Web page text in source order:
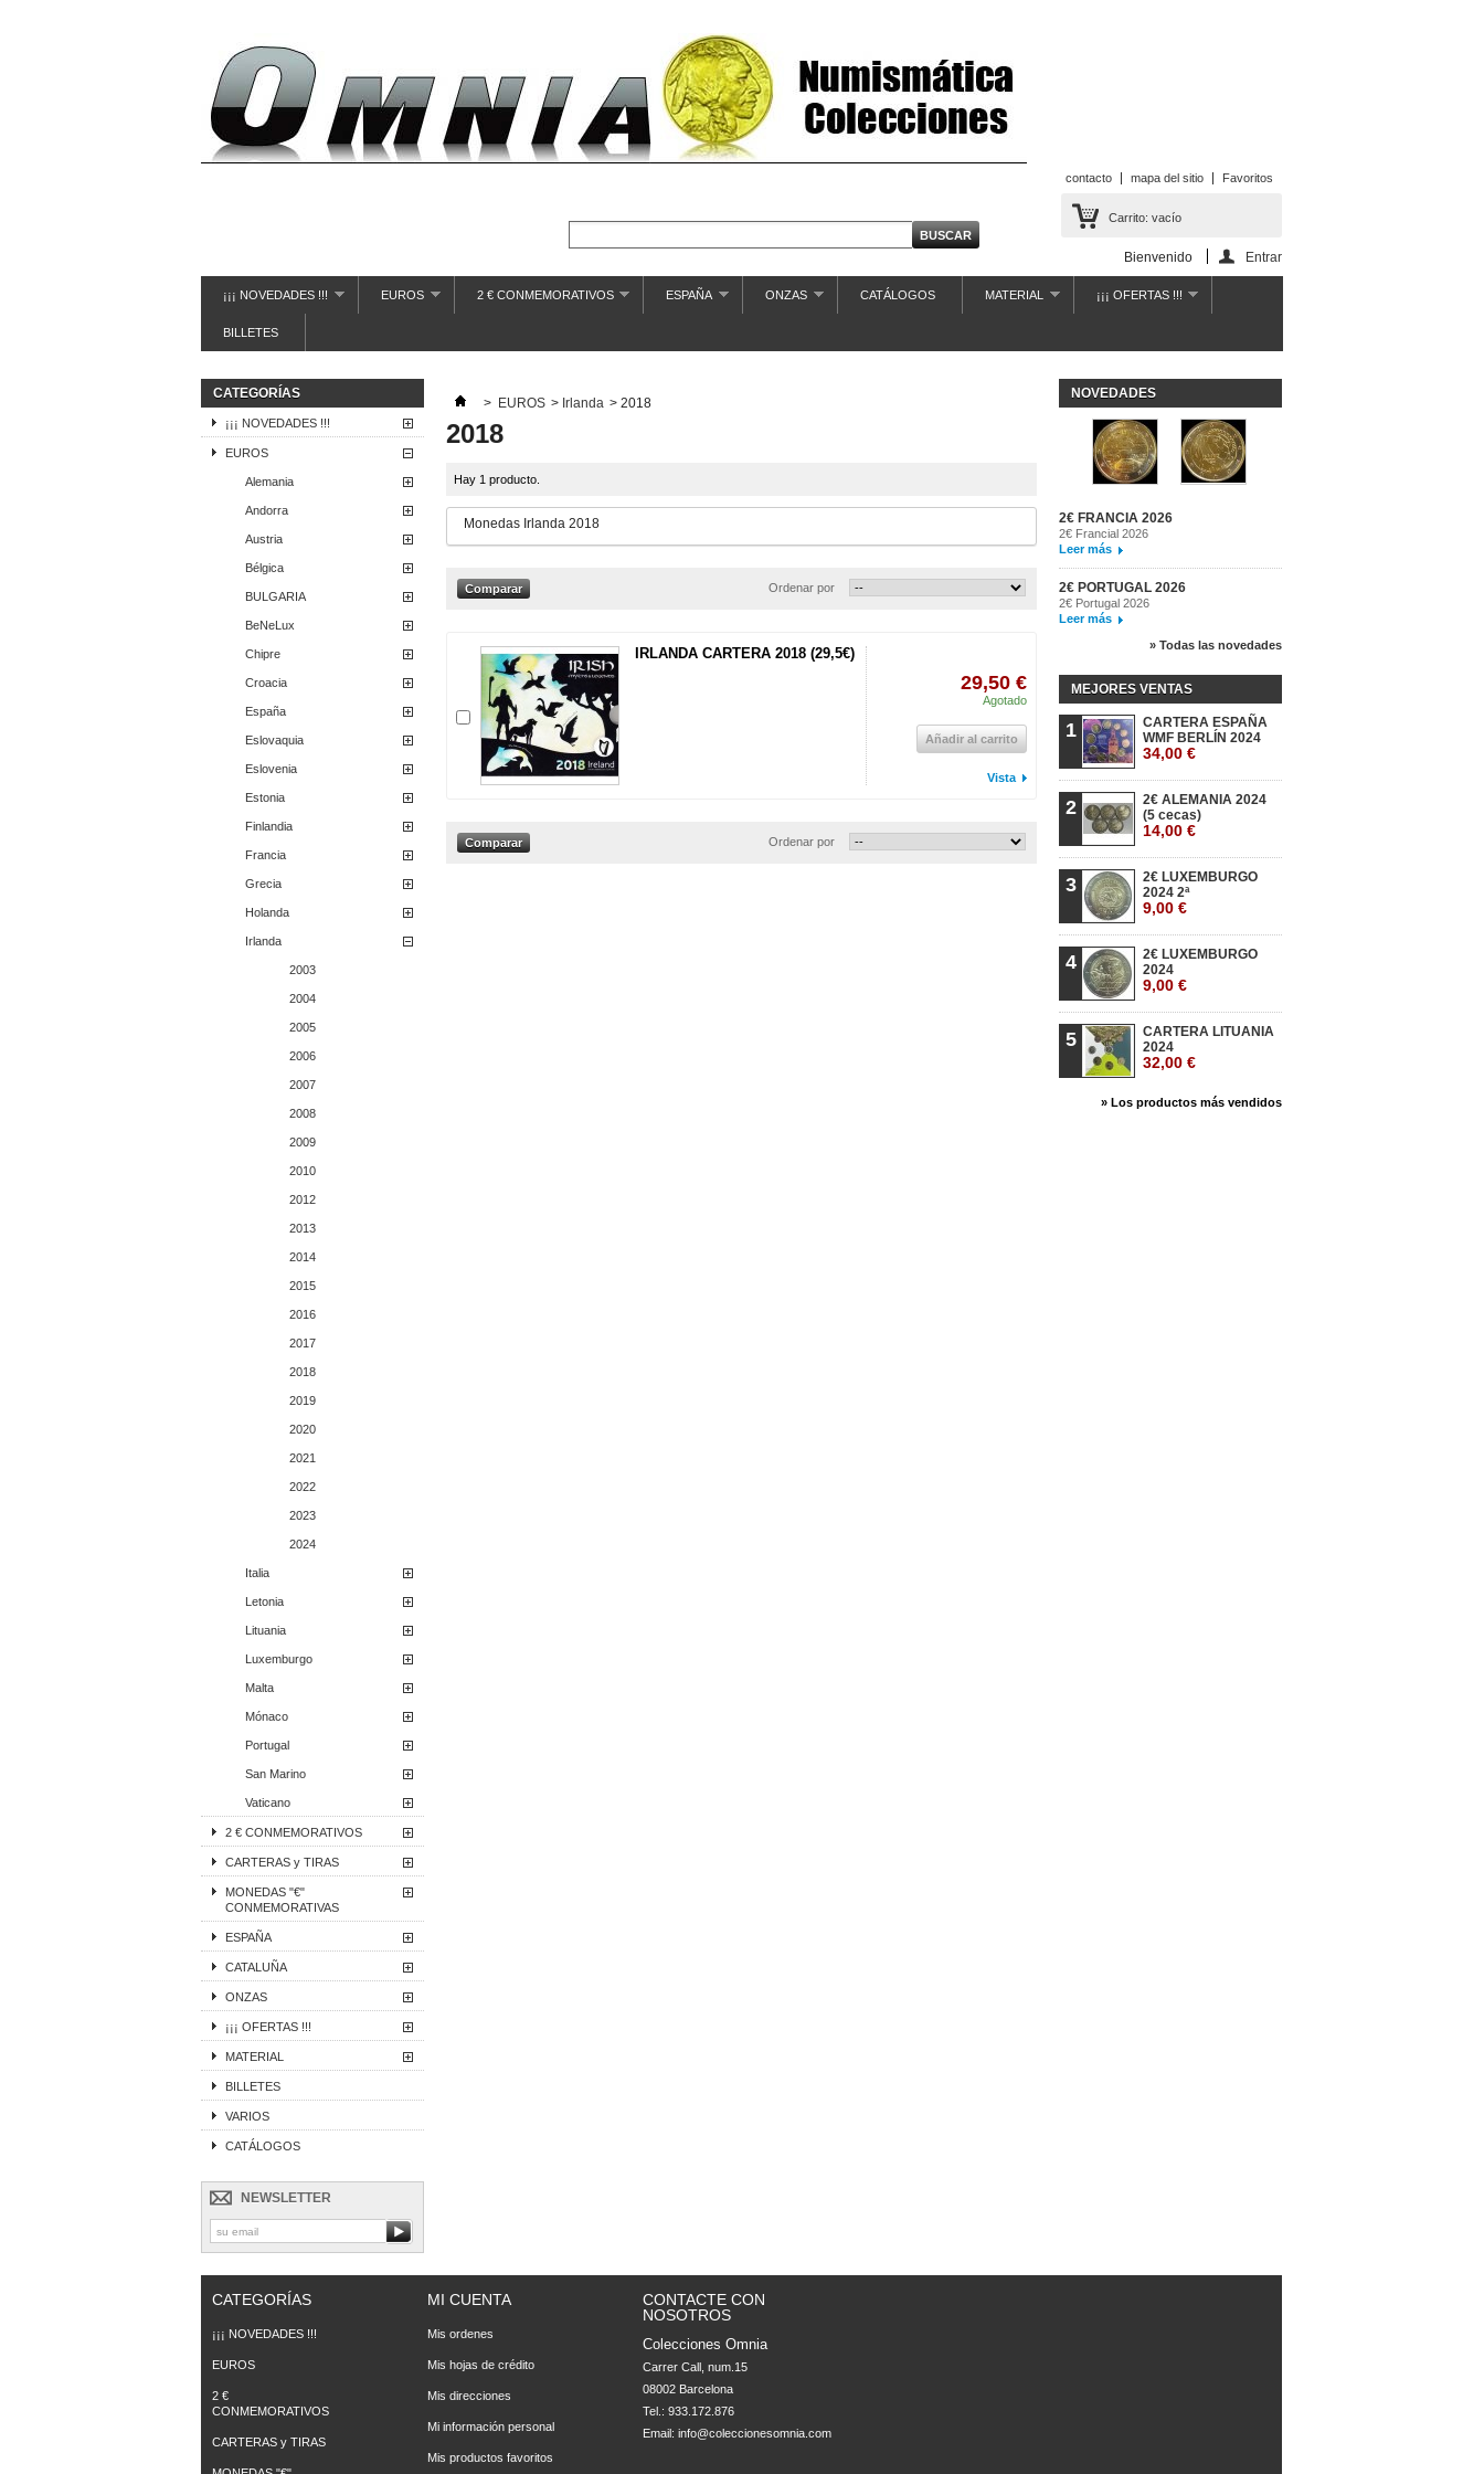
contacto mapa del sitio Favoritos
Carrito: vacío
Bienvenido Entrar
¡¡¡ NOVEDADES !!! EUROS 2 € CONMEMORATIVOS ESPAÑA ONZAS CATÁLOGOS MATERIAL ¡¡¡ OFERTAS !!!
BILLETES
CATEGORÍAS
¡¡¡ NOVEDADES !!!
EUROS
Alemania
Andorra
Austria
Bélgica
BULGARIA
BeNeLux
Chipre
Croacia
España
Eslovaquia
Eslovenia
Estonia
Finlandia
Francia
Grecia
Holanda
Irlanda
2003
2004
2005
2006
2007
2008
2009
2010
2012
2013
2014
2015
2016
2017
2018
2019
2020
2021
2022
2023
2024
Italia
Letonia
Lituania
Luxemburgo
Malta
Mónaco
Portugal
San Marino
Vaticano
2 € CONMEMORATIVOS
CARTERAS y TIRAS
MONEDAS "€"
CONMEMORATIVAS
ESPAÑA
CATALUÑA
ONZAS
¡¡¡ OFERTAS !!!
MATERIAL
BILLETES
VARIOS
CATÁLOGOS
NEWSLETTER
> EUROS > Irlanda > 2018
2018
Hay 1 producto.
Monedas Irlanda 2018
Ordenar por
IRLANDA CARTERA 2018 (29,5€)
29,50 €
Agotado
Añadir al carrito
Vista
Ordenar por
NOVEDADES
2€ FRANCIA 2026
2€ Francial 2026
Leer más
2€ PORTUGAL 2026
2€ Portugal 2026
Leer más
» Todas las novedades
MEJORES VENTAS
1
CARTERA ESPAÑA
WMF BERLÍN 2024
34,00 €
2
2€ ALEMANIA 2024
(5 cecas)
14,00 €
3
2€ LUXEMBURGO
2024 2ª
9,00 €
4
2€ LUXEMBURGO
2024
9,00 €
5
CARTERA LITUANIA
2024
32,00 €
» Los productos más vendidos
CATEGORÍAS
¡¡¡ NOVEDADES !!!
EUROS
2 €
CONMEMORATIVOS
CARTERAS y TIRAS
MI CUENTA
Mis ordenes
Mis hojas de crédito
Mis direcciones
Mi información personal
Mis productos favoritos
CONTACTE CON
NOSOTROS
Colecciones Omnia
Carrer Call, num.15
08002 Barcelona
Tel.: 933.172.876
Email: info@coleccionesomnia.com